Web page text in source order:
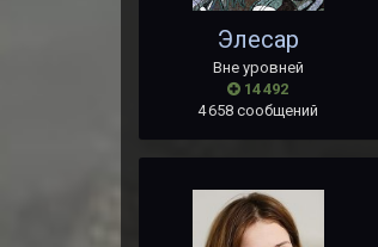
Элесар
Вне уровней
14 492
4 658 сообщений